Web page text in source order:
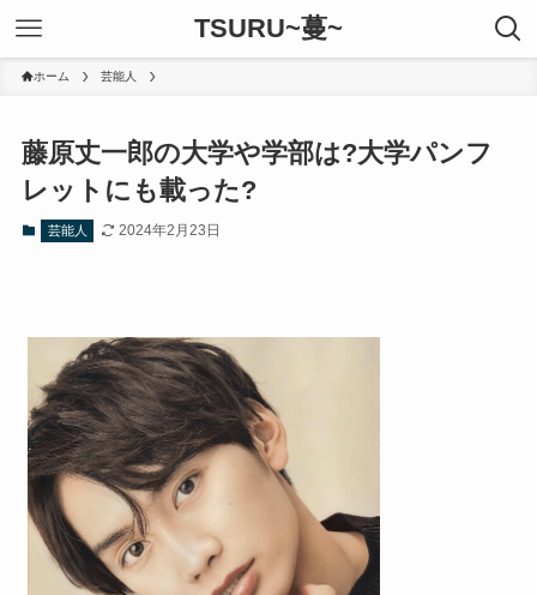
TSURU~蔓~
ホーム 芸能人
藤原丈一郎の大学や学部は?大学パンフ
レットにも載った?
芸能人 2024年2月23日